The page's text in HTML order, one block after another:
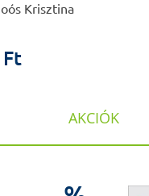
Krisztina
AKCIÓK